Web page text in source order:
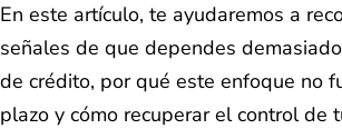
En este artículo, te ayudaremos a
señales de que dependes
de crédito, por qué este enfoque no
plazo y cómo recuperar el control de